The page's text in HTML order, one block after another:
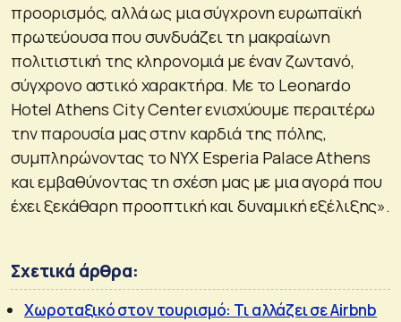
προορισμός, αλλά ως μια σύγχρονη ευρωπαϊκή
πρωτεύουσα που συνδυάζει τη μακραίωνη
πολιτιστική της κληρονομιά με έναν ζωντανό,
σύγχρονο αστικό χαρακτήρα. Με το Leonardo
Hotel Athens City Center ενισχύουμε περαιτέρω
την παρουσία μας στην καρδιά της πόλης,
συμπληρώνοντας το NYX Esperia Palace Athens
και εμβαθύνοντας τη σχέση μας με μια αγορά που
έχει ξεκάθαρη προοπτική και δυναμική εξέλιξης».
Σχετικά άρθρα:
Χωροταξικό στον τουρισμό: Τι αλλάζει σε Airbnb